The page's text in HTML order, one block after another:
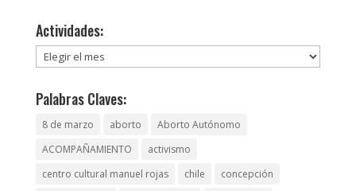
Actividades:
Actividades:
Palabras Claves:
8 de marzo aborto
Aborto Autónomo
ACOMPAÑAMIENTO
activismo
centro cultural manuel rojas
chile
concepción